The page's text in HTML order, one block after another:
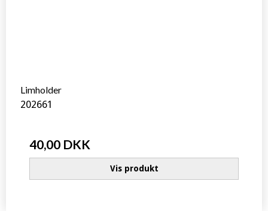
Limholder
202661
40,00 DKK
Vis produkt